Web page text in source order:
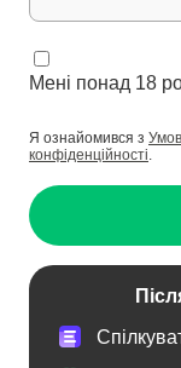
Мені понад 18
Я ознайомився з
конфіденційності.